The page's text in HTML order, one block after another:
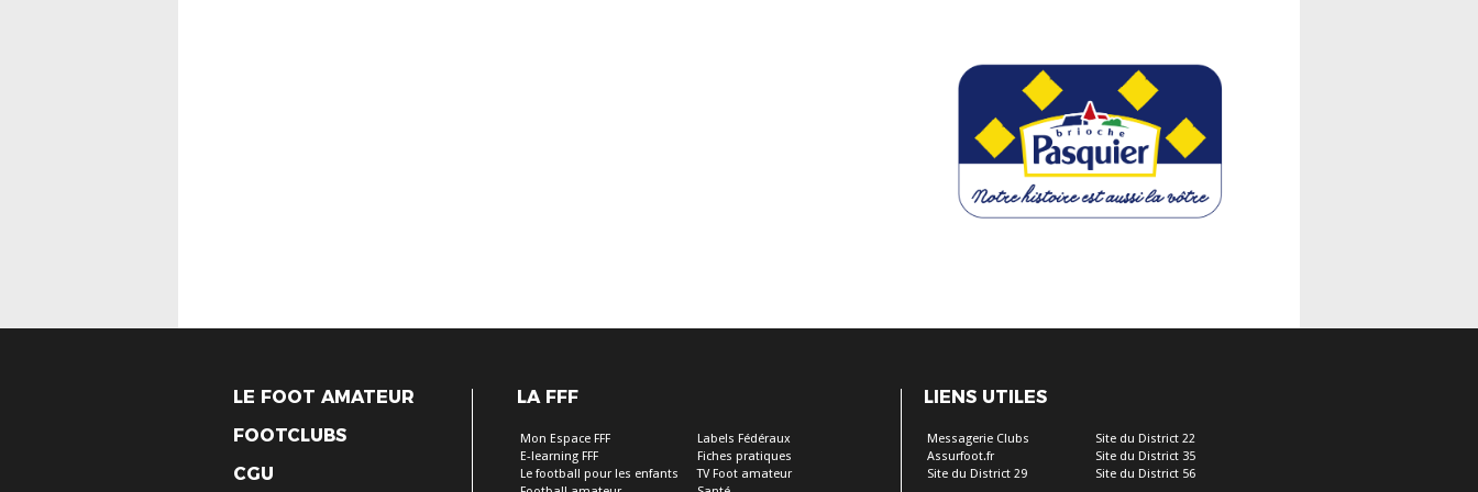
LE FOOT AMATEUR
FOOTCLUBS
CGU
LA FFF
Mon Espace FFF
E-learning FFF
Le football pour les enfants
Labels Fédéraux
Fiches pratiques
TV Foot amateur
LIENS UTILES
Messagerie Clubs
Assurfoot.fr
Site du District 29
Site du District 22
Site du District 35
Site du District 56